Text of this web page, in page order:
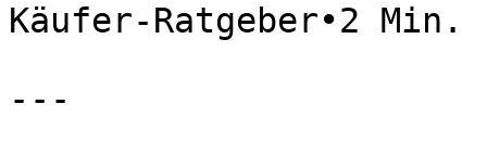
Käufer-Ratgeber•2
---